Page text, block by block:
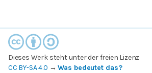
Dieses Werk steht unter der freien Lizenz
CC BY-SA 4.0 →Was bedeutet das?